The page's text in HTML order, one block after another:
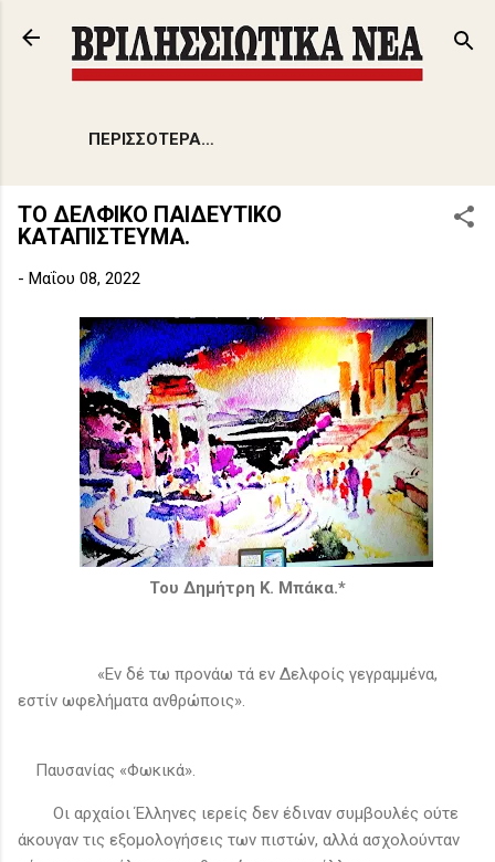
Μετάβαση στο κύριο περιεχόμενο
ΠΕΡΙΣΣΌΤΕΡΑ…
ΤΟ ΔΕΛΦΙΚΟ ΠΑΙΔΕΥΤΙΚΟ
ΚΑΤΑΠΙΣΤΕΥΜΑ.
- Μαΐου 08, 2022
Του Δημήτρη Κ. Μπάκα.*
«Εν δέ τω προνάω τά εν Δελφοίς γεγραμμένα,
εστίν ωφελήματα ανθρώποις».
Παυσανίας «Φωκικά».
Οι αρχαίοι Έλληνες ιερείς δεν έδιναν συμβουλές ούτε
άκουγαν τις εξομολογήσεις των πιστών, αλλά ασχολούνταν